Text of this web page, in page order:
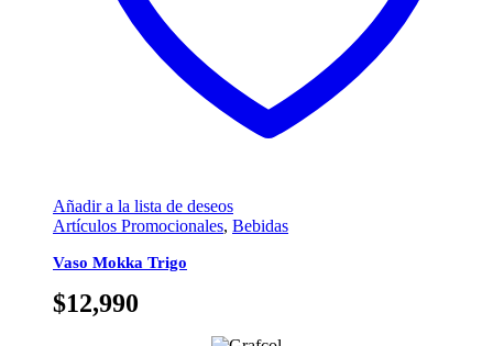
Añadir a la lista de deseos
Artículos Promocionales, Bebidas
Vaso Mokka Trigo
$12,990